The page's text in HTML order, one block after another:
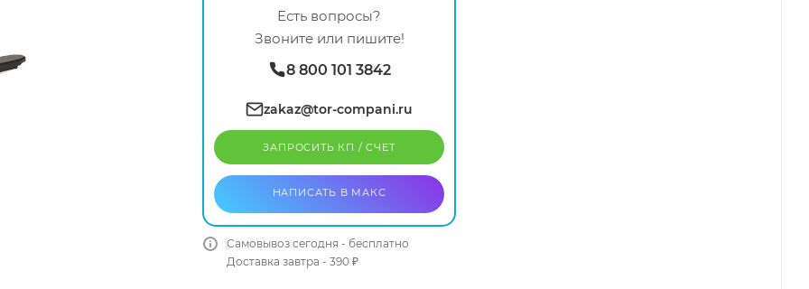
Есть вопросы?
Звоните или пишите!
8 800 101 3842
zakaz@tor-compani.ru
ЗАПРОСИТЬ КП / CЧЕТ
НАПИСАТЬ В МАКС
Самовывоз сегодня - бесплатно
Доставка завтра - 390 ₽